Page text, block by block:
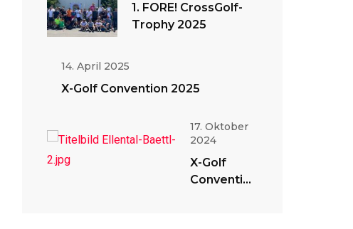
1. FORE! CrossGolf-
Trophy 2025
14. April 2025
X-Golf Convention 2025
17. Oktober
2024
X-Golf
Convention